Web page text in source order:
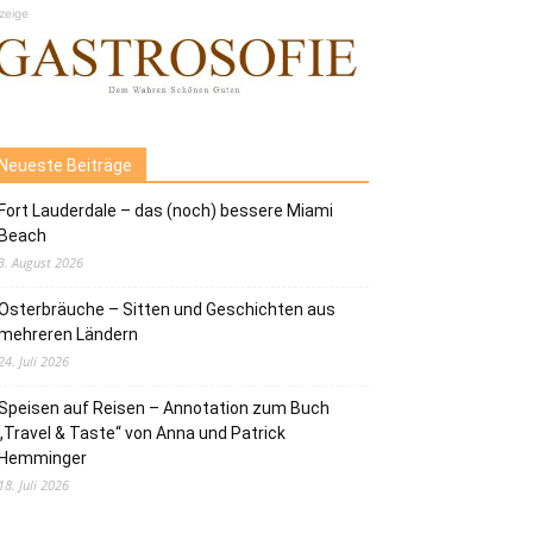
Beiträge
Lauderdale – das (noch) bessere Miami
August 2026
– Sitten und Geschichten aus
Ländern
Juli 2026
auf Reisen – Annotation zum Buch
& Taste“ von Anna und Patrick
Juli 2026